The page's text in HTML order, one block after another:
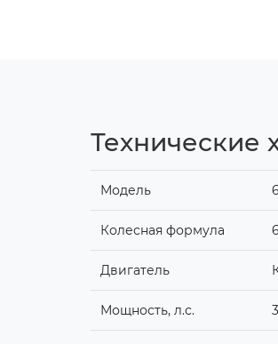
Технические
Модель
Колесная формула
Двигатель
Мощность, л.с.